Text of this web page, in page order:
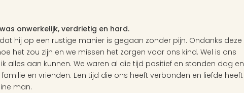
onwerkelijk, verdrietig en hard.
hij op een rustige manier is gegaan zonder pijn. Ondanks deze
het zou zijn en we missen het zorgen voor ons kind. Wel is ons
alles aan kunnen. We waren al die tijd positief en stonden dag en
en vrienden. Een tijd die ons heeft verbonden en liefde heeft
man.